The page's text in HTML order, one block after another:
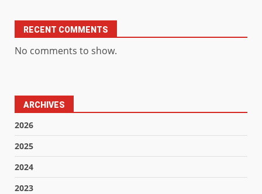
RECENT COMMENTS
No comments to show.
ARCHIVES
2026
2025
2024
2023